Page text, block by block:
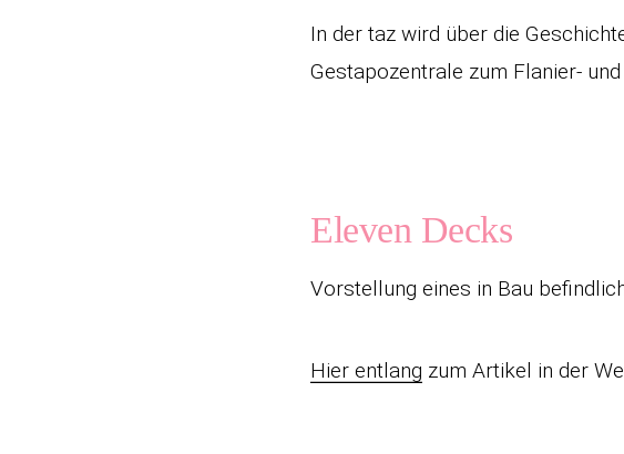
In der taz wird über die
Gestapozentrale zum Flanier-
Eleven Decks
Vorstellung eines in Bau
Hier entlang zum Artikel in der